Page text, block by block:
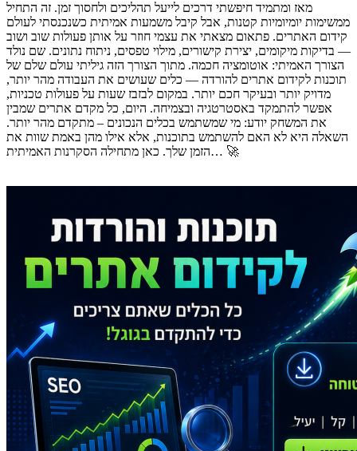
מאז ומתמיד חיפשתי דרכים לייעל תהליכים ולחסוך זמן. זה התחיל
ממשימות יומיומיות קטנות, אבל קיבל משמעות אמיתית כשנכנסתי לעולם
קידום האתרים. פתאום מצאתי את עצמי חוזר על אותן פעולות שוב ושוב
— בדיקות מיקומים, יצירת קישורים, מילוי טפסים, ניתוח נתונים. שם נולד
הצורך האמיתי: אוטומציה חכמה. מתוך הצורך הזה גיליתי עולם שלם של
תוכנות לקידום אתרים להורדה — כלים שעושים את העבודה מהר יותר,
מדויק יותר ובעיקר חכם יותר. במקום לבזבז שעות על פעולות טכניות,
אפשר להתמקד באסטרטגיה ובצמיחה. היום, כל מקדם אתרים שמבין
את המשחק יודע: מי שמשתמש בכלים הנכונים – מתקדם מהר יותר.
השאלה היא לא האם להשתמש בתוכנות, אלא אילו מהן באמת שוות את
הזמן שלך. כאן מתחילה הסקרנות האמיתית… 🚀